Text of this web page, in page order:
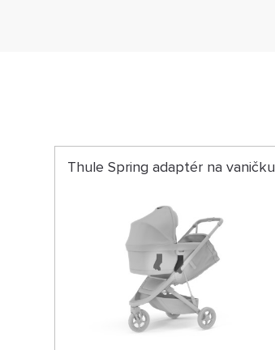
Thule Spring adaptér na vaničku